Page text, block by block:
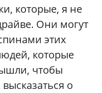
которые, я не
Они могут
этих
которые
чтобы
о